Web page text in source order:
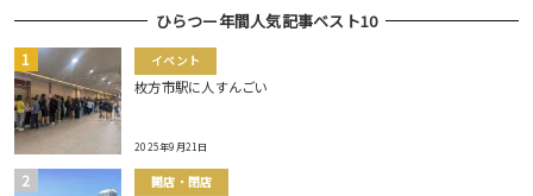
ひらつー年間人気記事ベスト10
イベント
枚方市駅に人すんごい
2025年9月21日
開店・閉店